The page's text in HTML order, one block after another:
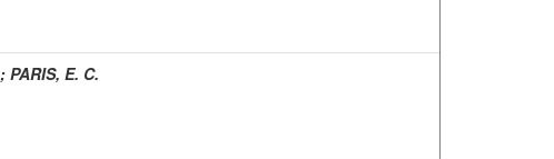
; PARIS, E. C.